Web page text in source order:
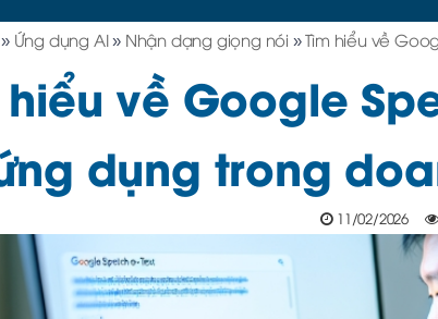
» Ứng dụng AI» Nhận dạng giọng nói »Tìm hiểu về
về Google
dụng trong
11/02/2026